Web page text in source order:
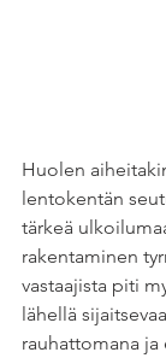
Huolen
lentokentän
tärkeä
rakentaminen
vastaajista piti
lähellä
rauhattomana ja